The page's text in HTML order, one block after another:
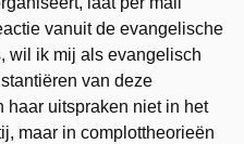
vanuit de evangelische
wil ik mij als evangelisch
van deze
haar uitspraken niet in het
maar in complottheorieën